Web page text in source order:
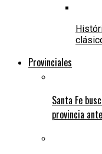
Provinciales
Santa Fe
provincia